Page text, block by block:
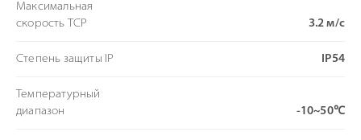
Максимальная
скорость TCP
3.2 м/с
Степень защиты IP IP54
Температурный
диапазон
-10~50℃